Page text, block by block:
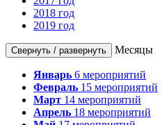
2018 год
2019 год
Свернуть / развернуть Месяцы
Январь 6 мероприятий
Февраль 15 мероприятий
Март 14 мероприятий
Апрель 18 мероприятий